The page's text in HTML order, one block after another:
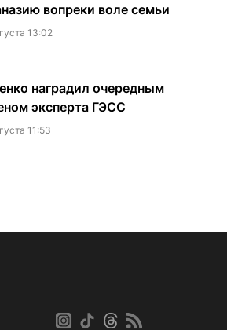
вопреки воле семьи
13:02
наградил очередным
эксперта ГЭСС
11:53